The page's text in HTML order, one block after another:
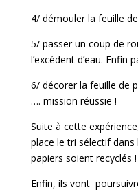
4/ démouler la feuille
5/ passer un coup de
l’excédent d’eau.
6/ décorer la feuille de
…. mission réussie !
Suite à cette
place le tri sélectif
papiers soient recyclés !
Enfin, ils vont